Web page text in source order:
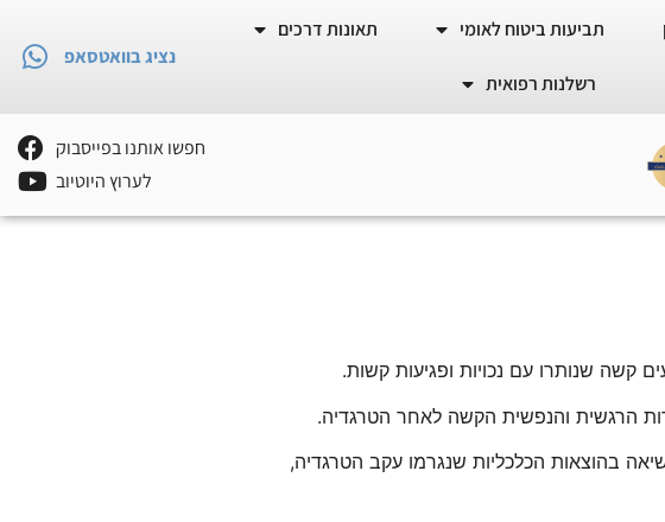
תביעות ביטוח לאומי תאונות דרכים
רשלנות רפואית
נציג בוואטסאפ
חפשו אותנו בפייסבוק
לערוץ היוטיוב
קשה שנותרו עם נכויות ופגיעות קשות.
הרגשית והנפשית הקשה לאחר הטרגדיה.
בהוצאות הכלכליות שנגרמו עקב הטרגדיה,